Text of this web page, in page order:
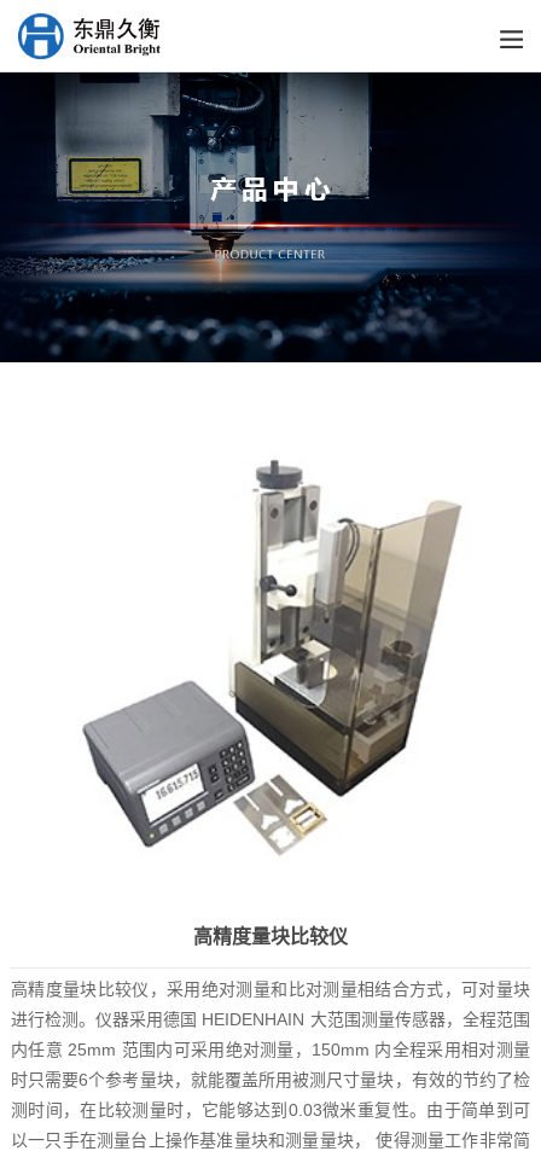
高精度量块比较仪
高精度量块比较仪，采用绝对测量和比对测量相结合方式，可对量块
进行检测。仪器采用德国 HEIDENHAIN 大范围测量传感器，全程范围
内任意 25mm 范围内可采用绝对测量，150mm 内全程采用相对测量
时只需要6个参考量块，就能覆盖所用被测尺寸量块，有效的节约了检
测时间，在比较测量时，它能够达到0.03微米重复性。由于简单到可
以一只手在测量台上操作基准量块和测量量块， 使得测量工作非常简